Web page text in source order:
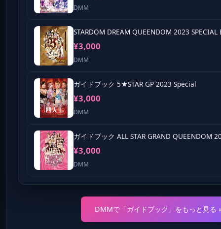
DMM
STARDOM DREAM QUEENDOM 2023 SPECIAL
¥3,000
DMM
ガイドブック 5★STAR GP 2023 Special
¥3,000
DMM
ガイドブック ALL STAR GRAND QUEENDOM
¥3,000
DMM
DMMで「ガイドブック」をもっと見る